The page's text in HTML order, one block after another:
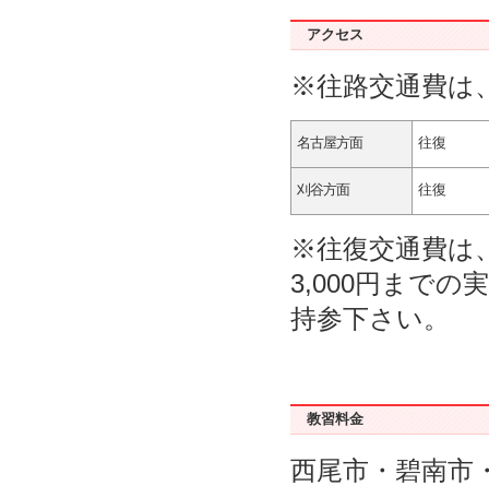
アクセス
※往路交通費は
名古屋方面 往復
刈谷方面 往復
※往復交通費は
3,000円までの
持参下さい。
教習料金
西尾市・碧南市